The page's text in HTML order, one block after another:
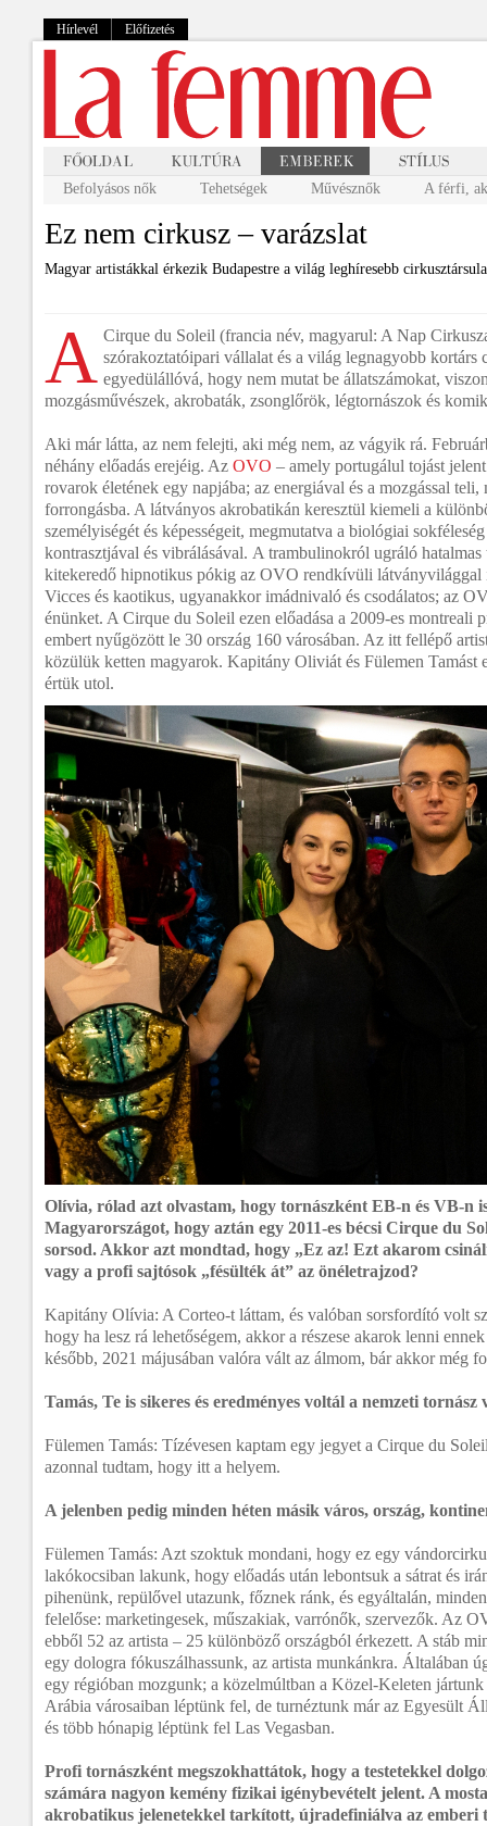
Hírlevél Előfizetés
Befolyásos nők Tehetségek Művésznők A férfi,
Ez nem cirkusz – varázslat
Magyar artistákkal érkezik Budapestre a világ leghíresebb
A Cirque du Soleil (francia név, magyarul: A Nap
szórakoztatóipari vállalat és a világ legnagyobb kortárs
egyedülállóvá, hogy nem mutat be állatszámokat,
mozgásművészek, akrobaták, zsonglőrök, légtornászok és
Aki már látta, az nem felejti, aki még nem, az vágyik rá.
néhány előadás erejéig. Az OVO – amely portugálul tojást
rovarok életének egy napjába; az energiával és a mozgással
forrongásba. A látványos akrobatikán keresztül kiemeli a
személyiségét és képességeit, megmutatva a biológiai
kontrasztjával és vibrálásával. A trambulinokról ugráló
kitekeredő hipnotikus pókig az OVO rendkívüli látványvilággal
Vicces és kaotikus, ugyanakkor imádnivaló és csodálatos; az
énünket. A Cirque du Soleil ezen előadása a 2009-es montreali
embert nyűgözött le 30 ország 160 városában. Az itt fellépő
közülük ketten magyarok. Kapitány Oliviát és Fülemen Tamást
értük utol.
Olívia, rólad azt olvastam, hogy tornászként EB-n és VB-n
Magyarországot, hogy aztán egy 2011-es bécsi Cirque du
sorsod. Akkor azt mondtad, hogy „Ez az! Ezt akarom
vagy a profi sajtósok „fésülték át” az önéletrajzod?
Kapitány Olívia: A Corteo-t láttam, és valóban sorsfordító volt
hogy ha lesz rá lehetőségem, akkor a részese akarok lenni
később, 2021 májusában valóra vált az álmom, bár akkor még
Tamás, Te is sikeres és eredményes voltál a nemzeti
Fülemen Tamás: Tízévesen kaptam egy jegyet a Cirque du
azonnal tudtam, hogy itt a helyem.
A jelenben pedig minden héten másik város, ország,
Fülemen Tamás: Azt szoktuk mondani, hogy ez egy
lakókocsiban lakunk, hogy előadás után lebontsuk a sátrat és
pihenünk, repülővel utazunk, főznek ránk, és egyáltalán,
felelőse: marketingesek, műszakiak, varrónők, szervezők. Az
ebből 52 az artista – 25 különböző országból érkezett. A stáb
egy dologra fókuszálhassunk, az artista munkánkra. Általában
egy régióban mozgunk; a közelmúltban a Közel-Keleten
Arábia városaiban léptünk fel, de turnéztunk már az Egyesült
és több hónapig léptünk fel Las Vegasban.
Profi tornászként megszokhattátok, hogy a testetekkel
számára nagyon kemény fizikai igénybevételt jelent. A
akrobatikus jelenetekkel tarkított, újradefiniálva az emberi